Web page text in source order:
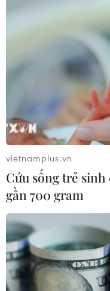
Mozambique:
khách sạn sau
27/03/2021 04:22
Lực lượng thánh
chiều 24/3, nhiều
gần đó trong khi nhân
LNG tìm nơi trú ẩn ở
vietnamplus.vn
Cứu sống trẻ
gần 700 gram